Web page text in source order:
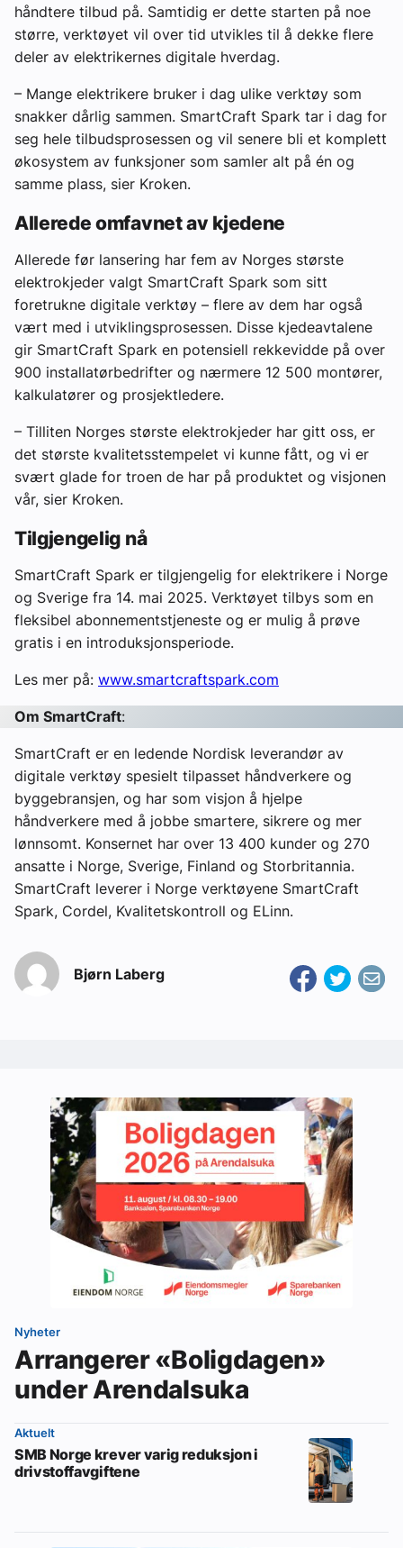
håndtere tilbud på. Samtidig er dette starten på noe
større, verktøyet vil over tid utvikles til å dekke flere
deler av elektrikernes digitale hverdag.
– Mange elektrikere bruker i dag ulike verktøy som
snakker dårlig sammen. SmartCraft Spark tar i dag for
seg hele tilbudsprosessen og vil senere bli et komplett
økosystem av funksjoner som samler alt på én og
samme plass, sier Kroken.
Allerede omfavnet av kjedene
Allerede før lansering har fem av Norges største
elektrokjeder valgt SmartCraft Spark som sitt
foretrukne digitale verktøy – flere av dem har også
vært med i utviklingsprosessen. Disse kjedeavtalene
gir SmartCraft Spark en potensiell rekkevidde på over
900 installatørbedrifter og nærmere 12 500 montører,
kalkulatører og prosjektledere.
– Tilliten Norges største elektrokjeder har gitt oss, er
det største kvalitetsstempelet vi kunne fått, og vi er
svært glade for troen de har på produktet og visjonen
vår, sier Kroken.
Tilgjengelig nå
SmartCraft Spark er tilgjengelig for elektrikere i Norge
og Sverige fra 14. mai 2025. Verktøyet tilbys som en
fleksibel abonnementstjeneste og er mulig å prøve
gratis i en introduksjonsperiode.
Les mer på: www.smartcraftspark.com
Om SmartCraft:
SmartCraft er en ledende Nordisk leverandør av
digitale verktøy spesielt tilpasset håndverkere og
byggebransjen, og har som visjon å hjelpe
håndverkere med å jobbe smartere, sikrere og mer
lønnsomt. Konsernet har over 13 400 kunder og 270
ansatte i Norge, Sverige, Finland og Storbritannia.
SmartCraft leverer i Norge verktøyene SmartCraft
Spark, Cordel, Kvalitetskontroll og ELinn.
Bjørn Laberg
Nyheter
Arrangerer «Boligdagen»
under Arendalsuka
Aktuelt
SMB Norge krever varig reduksjon i
drivstoffavgiftene